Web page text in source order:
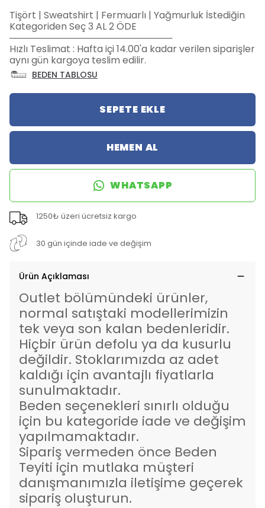
Tişört | Sweatshirt | Fermuarlı | Yağmurluk İstediğin
Kategoriden Seç 3 AL 2 ÖDE
─────────────────────────
Hızlı Teslimat : Hafta içi 14.00'a kadar verilen siparişler
aynı gün kargoya teslim edilir.
BEDEN TABLOSU
SEPETE EKLE
HEMEN AL
WHATSAPP
1250₺ üzeri ücretsiz kargo
30 gün içinde iade ve değişim
Ürün Açıklaması
Outlet bölümündeki ürünler,
normal satıştaki modellerimizin
tek veya son kalan bedenleridir.
Hiçbir ürün defolu ya da kusurlu
değildir. Stoklarımızda az adet
kaldığı için avantajlı fiyatlarla
sunulmaktadır.
Beden seçenekleri sınırlı olduğu
için bu kategoride iade ve değişim
yapılmamaktadır.
Sipariş vermeden önce Beden
Teyiti için mutlaka müşteri
danışmanımızla iletişime geçerek
sipariş oluşturun.